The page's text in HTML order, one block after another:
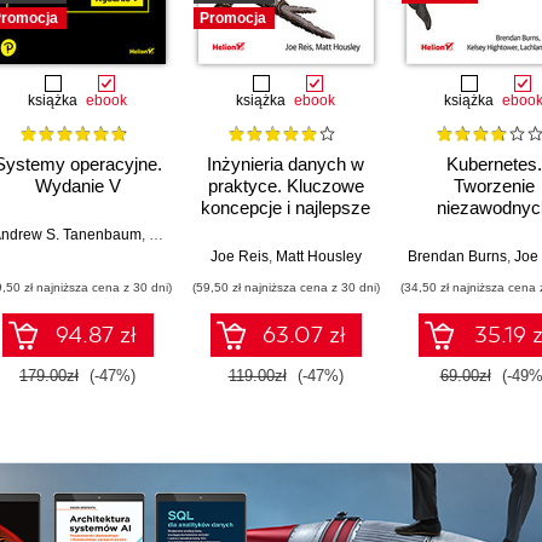
książka ebook
operacyjne.
Wydanie V
S. Tanenbaum, Herbert Bos
zł najniższa cena z 30 dni)
94.87 zł
179.00zł (-47%)
Promocja
książka ebook
Inżynieria danych w
praktyce. Kluczowe
koncepcje i najlepsze
Joe Reis, Matt Housley
(59,50 zł najniższa cena z 30 dni)
63.07 zł
119.00zł (-47%)
książka ebook
Kubernetes.
Tworzenie
Brendan Burns, Joe
(34,50 zł najniższa cena
35.19
69.00zł (-